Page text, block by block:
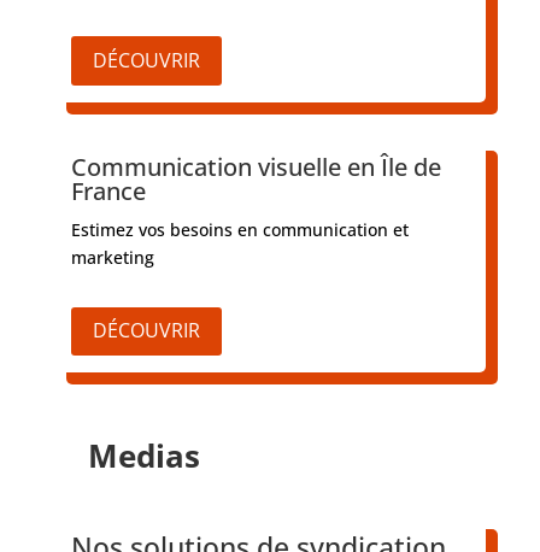
DÉCOUVRIR
Communication visuelle en Île de
France
Estimez vos besoins en communication et
marketing
DÉCOUVRIR
Medias